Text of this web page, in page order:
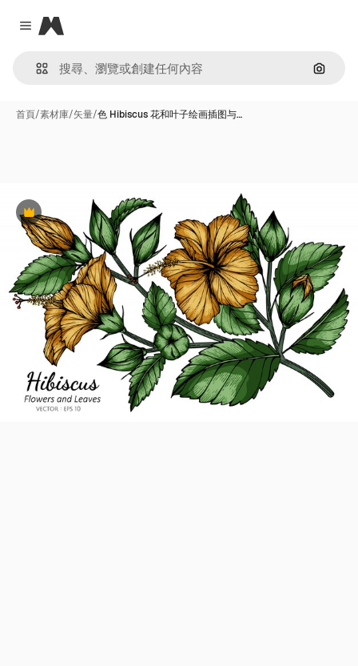
Close menu
Magnific
通過圖
首頁/素材庫/矢量/色 Hibiscus 花和叶子绘画插图与…
Premium